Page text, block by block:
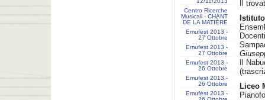
Centro Ricerche
Musicali - CHANT
DE LA MATIÈRE
Emufest 2013 -
27 Ottobre
Emufest 2013 -
27 Ottobre
Emufest 2013 -
26 Ottobre
Emufest 2013 -
26 Ottobre
Emufest 2013 -
Il
Il
Liceo